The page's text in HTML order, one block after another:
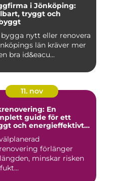
i Jönköping:
tryggt och
nytt eller renovera
län kräver mer
bra id&eacu...
11. nov
En
guide för ett
och energieffektivt
förlänger
minskar risken